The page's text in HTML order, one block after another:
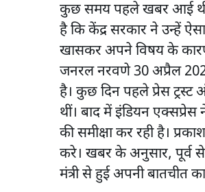
कुछ समय पहले खबर आई थी
है कि केंद्र सरकार ने उन्हें
खासकर अपने विषय के
जनरल नरवणे 30 अप्रैल
है। कुछ दिन पहले प्रेस
थीं। बाद में इंडियन
की समीक्षा कर रही है।
करे। खबर के अनुसार, पूर्व
मंत्री से हुई अपनी बातचीत